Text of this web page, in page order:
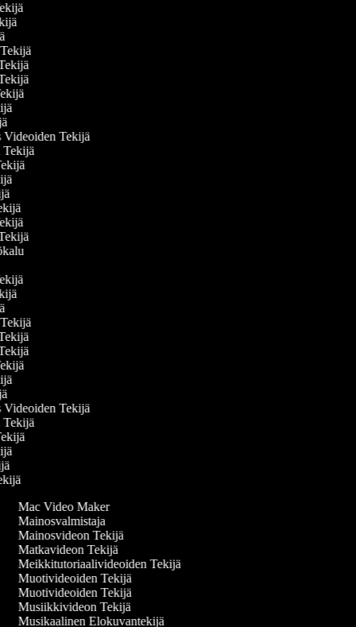
Videoiden Tekijä
Tekijä
Videoiden Tekijä
Tekijä
Mac Video Maker
Mainosvalmistaja
Mainosvideon Tekijä
Matkavideon Tekijä
Meikkitutoriaalivideoiden Tekijä
Muotivideoiden Tekijä
Muotivideoiden Tekijä
Musiikkivideon Tekijä
Musikaalinen Elokuvantekijä